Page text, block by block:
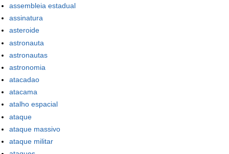
assembleia estadual
assinatura
asteroide
astronauta
astronautas
astronomia
atacadao
atacama
atalho espacial
ataque
ataque massivo
ataque militar